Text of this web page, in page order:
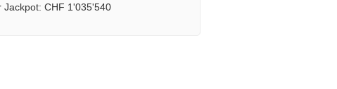
Jackpot: CHF 1'035'540